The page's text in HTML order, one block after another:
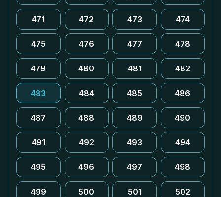
471 472 473 474
475 476 477 478
479 480 481 482
483 484 485 486
487 488 489 490
491 492 493 494
495 496 497 498
499 500 501 502